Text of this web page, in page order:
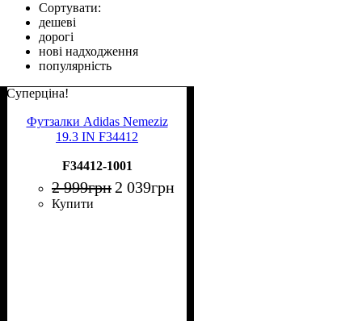
Сортувати:
дешеві
дорогі
нові надходження
популярність
Суперціна!
Футзалки Adidas Nemeziz
19.3 IN F34412
F34412-1001
2 999грн 2 039грн
Купити